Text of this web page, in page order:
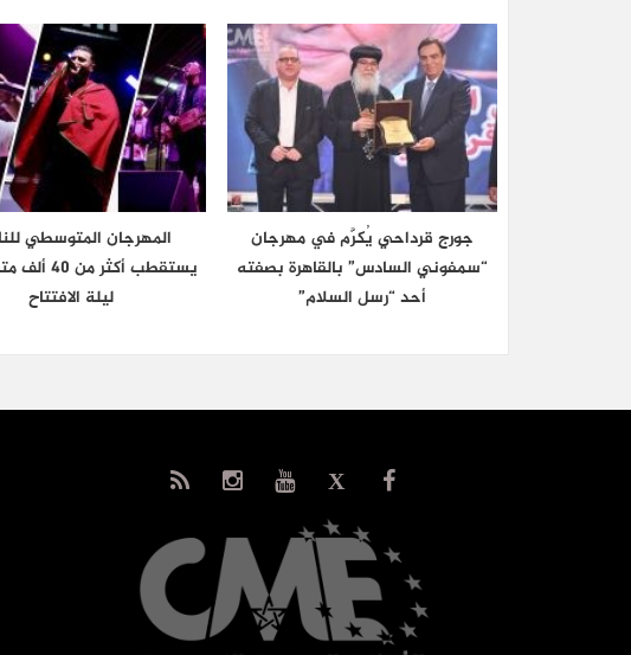
جورج قرداحي يُكرَّم في مهرجان
“سمفوني السادس” بالقاهرة بصفته
أحد “رسل السلام”
المهرجان المتوسطي
يستقطب أكثر
ليلة الافتتاح